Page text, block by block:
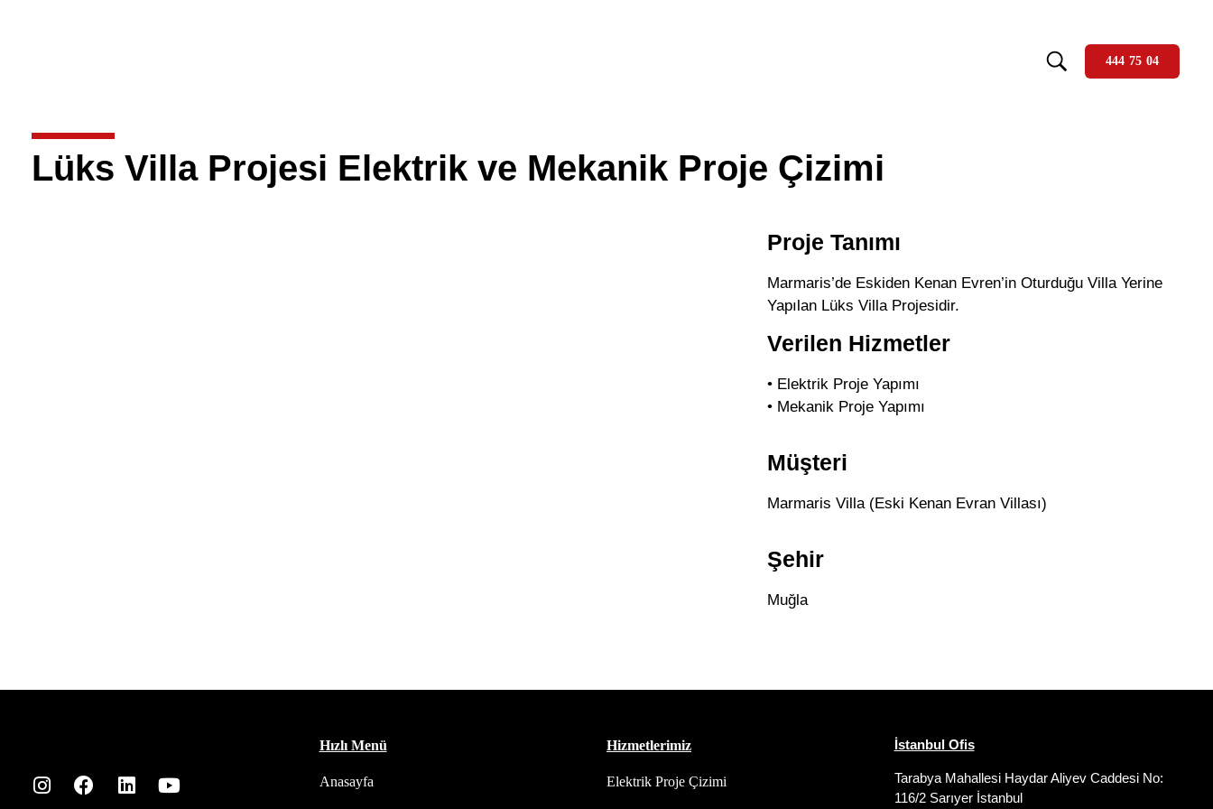
444 75 04
Lüks Villa Projesi Elektrik ve Mekanik Proje Çizimi
Proje Tanımı
Marmaris’de Eskiden Kenan Evren’in Oturduğu Villa Yerine
Yapılan Lüks Villa Projesidir.
Verilen Hizmetler
• Elektrik Proje Yapımı
• Mekanik Proje Yapımı
Müşteri
Marmaris Villa (Eski Kenan Evran Villası)
Şehir
Muğla
Hızlı Menü
Anasayfa
Hizmetlerimiz
Elektrik Proje Çizimi
İstanbul Ofis
Tarabya Mahallesi Haydar Aliyev Caddesi No:
116/2 Sarıyer İstanbul